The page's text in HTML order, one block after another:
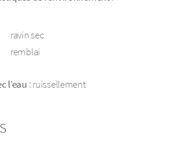
ravin sec
remblai
l’eau : ruissellement